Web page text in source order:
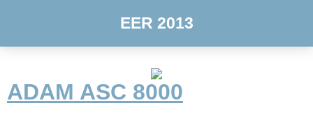
EER 2013
ADAM ASC 8000